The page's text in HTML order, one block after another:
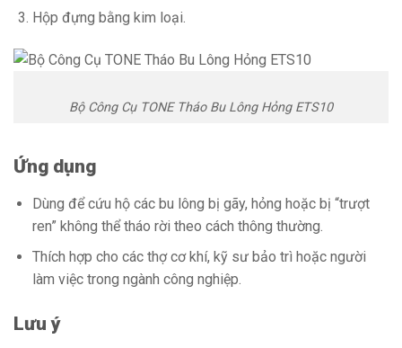
Hộp đựng bằng kim loại.
Bộ Công Cụ TONE Tháo Bu Lông Hỏng ETS10
Ứng dụng
Dùng để cứu hộ các bu lông bị gãy, hỏng hoặc bị “trượt
ren” không thể tháo rời theo cách thông thường.
Thích hợp cho các thợ cơ khí, kỹ sư bảo trì hoặc người
làm việc trong ngành công nghiệp.
Lưu ý